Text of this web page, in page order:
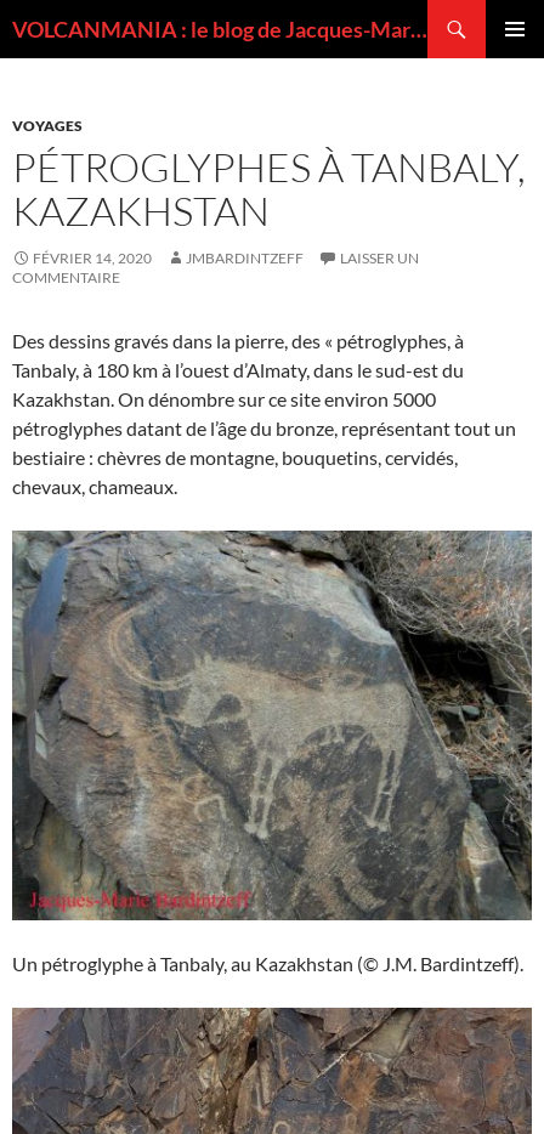
VOLCANMANIA : le blog de Jacques-Marie BARDINTZEFF, volcanologue
VOYAGES
PÉTROGLYPHES À TANBALY,
KAZAKHSTAN
FÉVRIER 14, 2020 JMBARDINTZEFF
LAISSER UN
COMMENTAIRE
Des dessins gravés dans la pierre, des « pétroglyphes, à
Tanbaly, à 180 km à l’ouest d’Almaty, dans le sud-est du
Kazakhstan. On dénombre sur ce site environ 5000
pétroglyphes datant de l’âge du bronze, représentant tout un
bestiaire : chèvres de montagne, bouquetins, cervidés,
chevaux, chameaux.
Un pétroglyphe à Tanbaly, au Kazakhstan (© J.M. Bardintzeff).